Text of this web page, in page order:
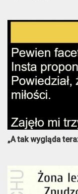
„A tak wygląda